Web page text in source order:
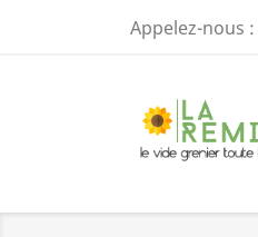
Appelez-nous :